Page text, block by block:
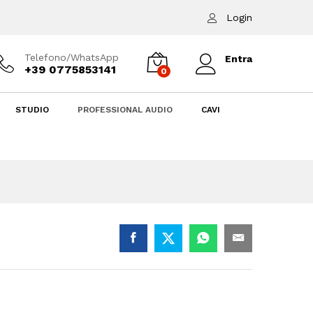
Login
Telefono/WhatsApp
+39 0775853141 0
Entra
STUDIO PROFESSIONAL AUDIO CAVI
Aggiungi al carrello